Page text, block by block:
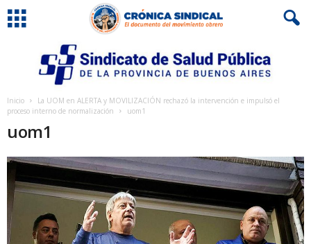
Inicio
La UOM en ALERTA y MOVILIZACIÓN rechazó la intervención e impulsó el
proceso interno de normalización
uom1
uom1